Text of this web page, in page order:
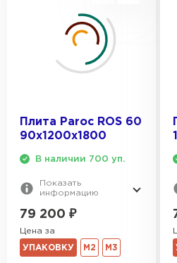
Плита Paroc ROS 60
90х1200х1800
В наличии 700 уп.
Показать
информацию
79 200 ₽
Цена за
УПАКОВКУ М2 М3
Утеплитель
ПЕРЕЙТИ